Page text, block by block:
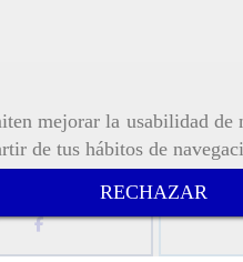
mejorar la usabilidad
de tus hábitos de
RECHAZAR